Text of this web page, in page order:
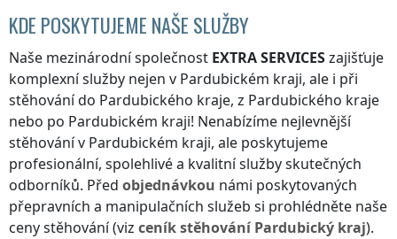
KDE POSKYTUJEME NAŠE SLUŽBY
Naše mezinárodní společnost EXTRA SERVICESzajišťuje
komplexní služby nejen v Pardubickém kraji, ale i při
stěhovánído Pardubického kraje, z Pardubického kraje
nebo po Pardubickém kraji! Nenabízíme nejlevnější
stěhovánív Pardubickém kraji, ale poskytujeme
profesionální, spolehlivé a kvalitní služby skutečných
odborníků. Před objednávkou námi poskytovaných
přepravních a manipulačních služeb si prohlédněte naše
ceny stěhování (viz ceníkstěhování Pardubický kraj).